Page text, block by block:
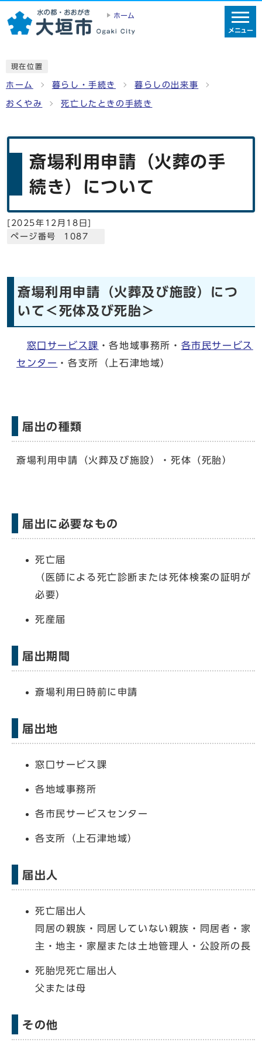
ホーム
メニュー
現在位置
ホーム 暮らし・手続き 暮らしの出来事
おくやみ 死亡したときの手続き
斎場利用申請（火葬の手
続き）について
[ 2025年12月18日]
ページ番号 1087
斎場利用申請（火葬及び施設）につ
いて＜死体及び死胎＞
窓口サービス課 ・各地域事務所・ 各市民サービス
センター ・各支所（上石津地域）
届出の種類
斎場利用申請（火葬及び施設）・死体（死胎）
届出に必要なもの
死亡届
（医師による死亡診断または死体検案の証明が
必要）
死産届
届出期間
斎場利用日時前に申請
届出地
窓口サービス課
各地域事務所
各市民サービスセンター
各支所（上石津地域）
届出人
死亡届出人
同居の親族・同居していない親族・同居者・家
主・地主・家屋または土地管理人・公設所の長
死胎児死亡届出人
父または母
その他